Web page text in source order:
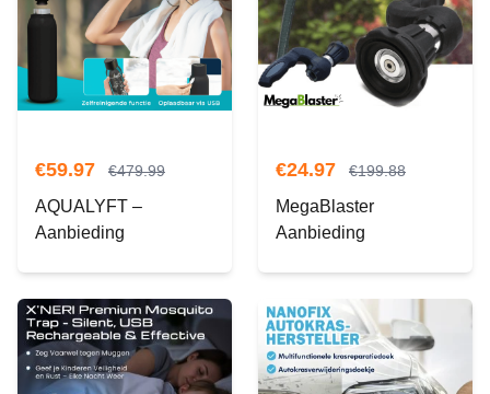
€59.97 €479.99
AQUALYFT –
Aanbieding
€24.97 €199.88
MegaBlaster
Aanbieding